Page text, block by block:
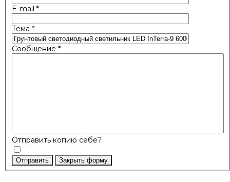
E-mail *
Тема *
Сообщение *
Отправить копию себе?
Отправить Закрыть форму